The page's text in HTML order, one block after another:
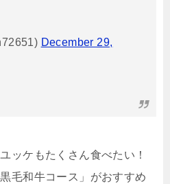
December 29,
ッケもたくさん食べたい！
毛和牛コース」がおすすめ